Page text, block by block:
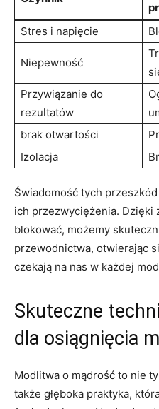
Stres⁤ i napięcie
Niepewność
Przywiązanie do
rezultatów
brak otwartości
Izolacja
Świadomość⁢ tych
ich przezwyciężenia. Dzięki
blokować, możemy
przewodnictwa, otwierając
‌czekają na​ nas w każdej
Skuteczne
dla osiągnięcia
Modlitwa o mądrość to nie
także głęboka praktyka,